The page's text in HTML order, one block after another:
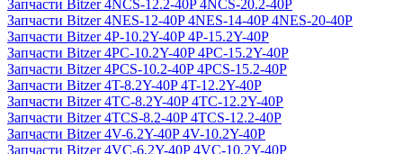
Запчасти Bitzer 4NCS-12.2-40P 4NCS-20.2-40P
Запчасти Bitzer 4NES-12-40P 4NES-14-40P 4NES-20-40P
Запчасти Bitzer 4P-10.2Y-40P 4P-15.2Y-40P
Запчасти Bitzer 4PC-10.2Y-40P 4PC-15.2Y-40P
Запчасти Bitzer 4PCS-10.2-40P 4PCS-15.2-40P
Запчасти Bitzer 4T-8.2Y-40P 4T-12.2Y-40P
Запчасти Bitzer 4TC-8.2Y-40P 4TC-12.2Y-40P
Запчасти Bitzer 4TCS-8.2-40P 4TCS-12.2-40P
Запчасти Bitzer 4V-6.2Y-40P 4V-10.2Y-40P
Запчасти Bitzer 4VC-6.2Y-40P 4VC-10.2Y-40P